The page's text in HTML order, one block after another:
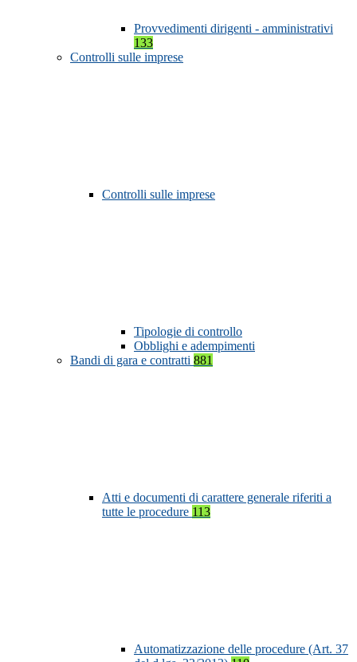
Provvedimenti dirigenti - amministrativi
133
Controlli sulle imprese
Controlli sulle imprese
Tipologie di controllo
Obblighi e adempimenti
Bandi di gara e contratti 881
Atti e documenti di carattere generale riferiti a
tutte le procedure 113
Automatizzazione delle procedure (Art. 37